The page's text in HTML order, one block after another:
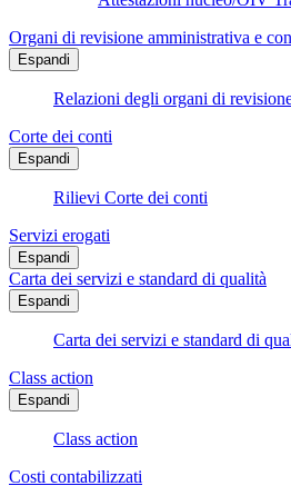
Organi di revisione amministrativa e
Espandi
Relazioni degli organi di
Corte dei conti
Espandi
Rilievi Corte dei conti
Servizi erogati
Espandi
Carta dei servizi e standard di qualità
Espandi
Carta dei servizi e standard di
Class action
Espandi
Class action
Costi contabilizzati